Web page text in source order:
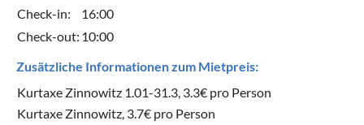
Check-in:
16:00
Check-out: 10:00
Zusätzliche Informationen zum Mietpreis:
Kurtaxe Zinnowitz 1.01-31.3, 3.3€ pro Person
Kurtaxe Zinnowitz, 3.7€ pro Person